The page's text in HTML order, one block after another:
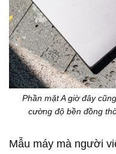
Phần mặt A giờ đây
cường độ bền đồng
Mẫu máy mà người